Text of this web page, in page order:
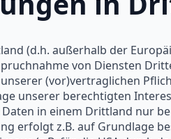
(d.h. außerhalb der
von Diensten
(vor)vertraglichen
unserer berechtigten
in einem Drittland nur
erfolgt z.B. auf Grundlage